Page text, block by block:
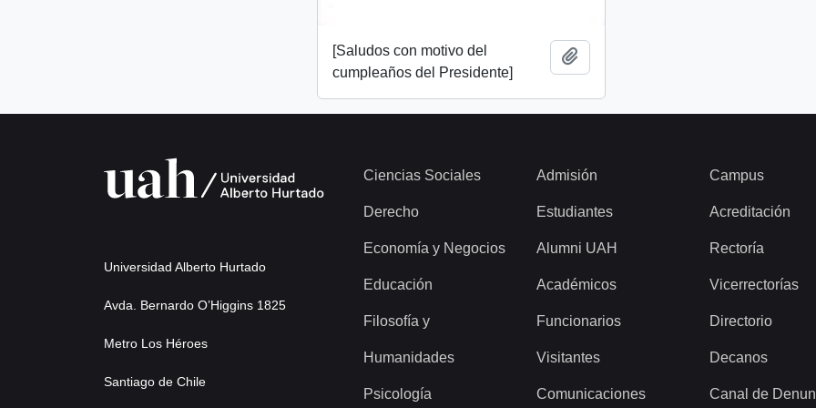
[Saludos con motivo del
cumpleaños del Presidente]
Universidad Alberto Hurtado
Avda. Bernardo O’Higgins 1825
Metro Los Héroes
Santiago de Chile
Ciencias Sociales
Derecho
Economía y Negocios
Educación
Filosofía y
Humanidades
Psicología
Admisión
Estudiantes
Alumni UAH
Académicos
Funcionarios
Visitantes
Comunicaciones
Campus
Acreditación
Rectoría
Vicerrectorías
Directorio
Decanos
Canal de